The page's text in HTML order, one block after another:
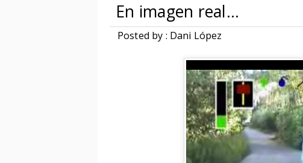
En imagen real...
Posted by : Dani López